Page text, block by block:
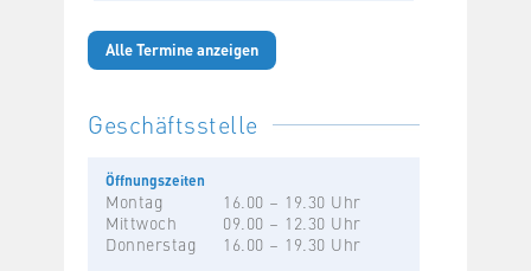
Alle Termine anzeigen
Geschäftsstelle
Öffnungszeiten
Montag
16.00 – 19.30 Uhr
Mittwoch
09.00 – 12.30 Uhr
Donnerstag
16.00 – 19.30 Uhr